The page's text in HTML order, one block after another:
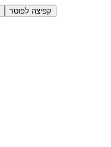
קפיצה לפוטר